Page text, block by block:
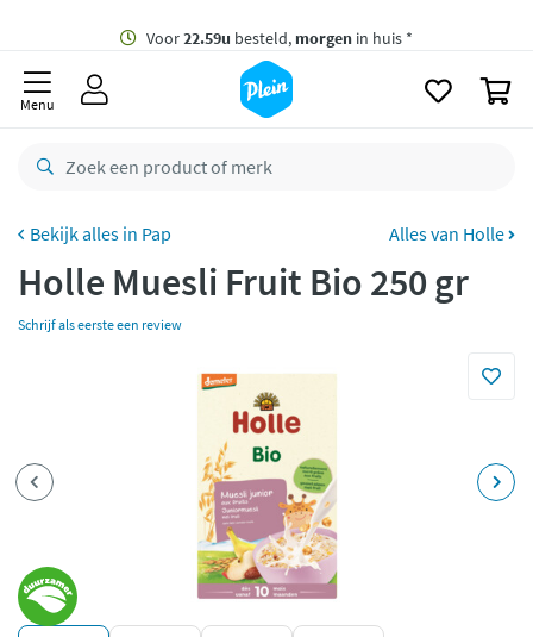
besteld,
retourneren
Betaal met Klarna
Menu
Pap Alles van Holle
Holle Muesli Fruit Bio 250 gr
Schrijf als eerste een review